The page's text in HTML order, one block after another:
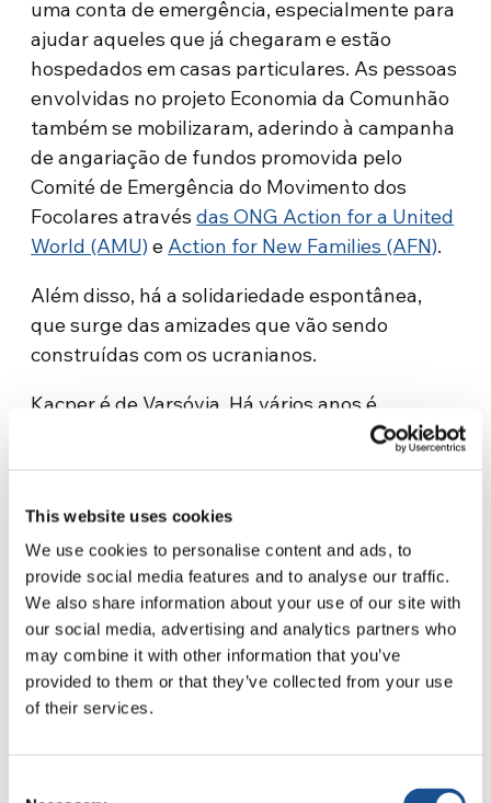
This website uses cookies
We use cookies to personalise content and ads, to
provide social media features and to analyse our traffic.
We also share information about your use of our site with
our social media, advertising and analytics partners who
may combine it with other information that you’ve
provided to them or that they’ve collected from your use
of their services.
uma conta de emergência, especialmente para
ajudar aqueles que já chegaram e estão
hospedados em casas particulares. As pessoas
envolvidas no projeto Economia da Comunhão
também se mobilizaram, aderindo à campanha
de angariação de fundos promovida pelo
Comité de Emergência do Movimento dos
Focolares atravésdas ONG Action for a United
World (AMU)eAction for New Families (AFN).
Além disso, há a solidariedade espontânea,
que surge das amizades que vão sendo
construídas com os ucranianos.
Kacper é de Varsóvia. Há vários anos é
Centro Social Jesuíta “em Ação”.
Aniołów) que também é catequista na
científica para crianças estrangeiras St.
Stanisław Kostka, onde estudam vários jovens
de origem polonesa, provenientes de muitas
de repúblicas vizinhas. Aqui, Kacper ensina
química, como parte das atividades
extracurriculares. Em 2019, entre os alunos
faculdade de medicina. Hoje ele está no fronte